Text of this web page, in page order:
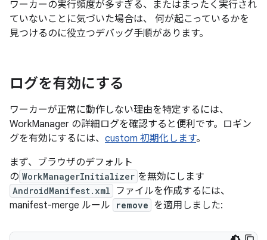
ワーカーの実行頻度が多すぎる、またはまったく実行され
ていないことに気づいた場合は、 何が起こっているかを
見つけるのに役立つデバッグ手順があります。
ログを有効にする
ワーカーが正常に動作しない理由を特定するには、
WorkManager の詳細 ログを確認すると便利です。ロギン
グを有効にするには、 custom 初期化します。
まず、ブラウザのデフォルト
の WorkManagerInitializer を無効にします
AndroidManifest.xml
ファイルを作成するには、
manifest-merge ルール
remove を適用しました: